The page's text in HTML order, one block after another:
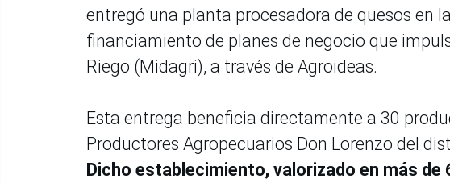
entregó una planta procesadora de quesos en
financiamiento de planes de negocio que
Riego (Midagri), a través de Agroideas.
Esta entrega beneficia directamente a 30
Productores Agropecuarios Don Lorenzo del
Dicho establecimiento, valorizado en más de